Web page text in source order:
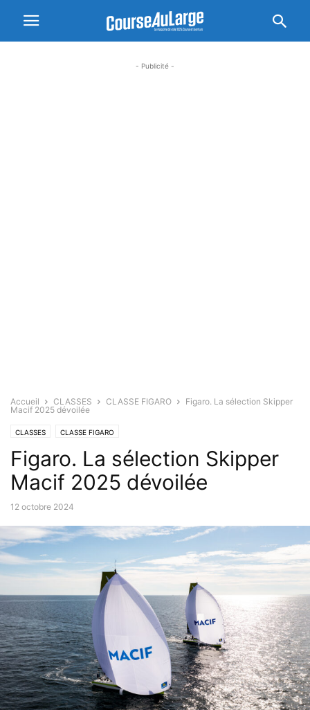
- Publicité -
Accueil CLASSES CLASSE FIGARO
Figaro. La sélection Skipper
Macif 2025 dévoilée
CLASSES CLASSE FIGARO
Figaro. La sélection Skipper
Macif 2025 dévoilée
12 octobre 2024